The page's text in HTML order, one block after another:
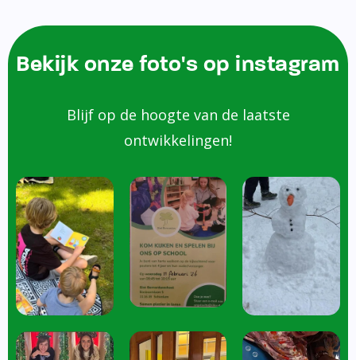
Bekijk onze foto's op instagram
Blijf op de hoogte van de laatste
ontwikkelingen!